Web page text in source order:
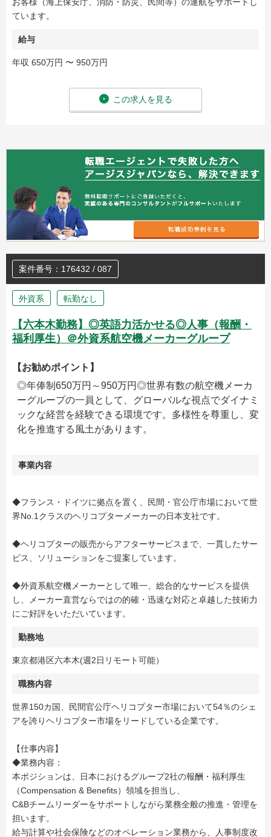
ています。
給与
年収 650万円 〜 950万円
この求人を見る
案件番号：176432 / 087
外資系 転勤なし
【六本木勤務】◎英語力活かせる◎人事（報酬・
福利厚生）＠外資系航空機メーカーグループ
【お勧めポイント】
◎年俸制650万円～950万円◎世界有数の航空機メーカ
ーグループの一員として、グローバルな視点でダイナミ
ックな経営を経験できる環境です。多様性を尊重し、変
化を推進する風土があります。
事業内容
◆フランス・ドイツに拠点を置く、民間・官公庁市場において世
界No.1クラスのヘリコプターメーカーの日本支社です。
◆ヘリコプターの販売からアフターサービスまで、一貫したサー
ビス、ソリューションをご提案しています。
◆外資系航空機メーカーとして唯一、総合的なサービスを提供
し、メーカー直営ならではの的確・迅速な対応と卓越した技術力
にご好評をいただいています。
勤務地
東京都港区六本木(週2日リモート可能）
職務内容
世界150カ国、民間官公庁ヘリコプター市場において54％のシェ
アを誇りヘリコプター市場をリードしている企業です。
【仕事内容】
◆業務内容：
本ポジションは、日本におけるグループ2社の報酬・福利厚生
（Compensation & Benefits）領域を担当し、
C&Bチームリーダーをサポートしながら業務全般の推進・管理を
担います。
給与計算や社会保険などのオペレーション業務から、人事制度改